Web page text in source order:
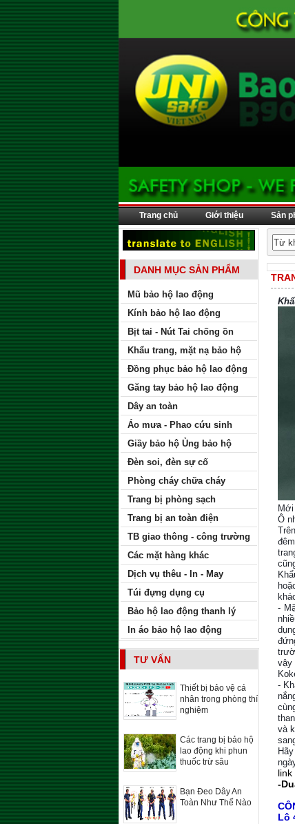
Trang chủ Giới thiệu Sản
DANH MỤC SẢN PHẨM
Mũ bảo hộ lao động
Kính bảo hộ lao động
Bịt tai - Nút Tai chống ồn
Khẩu trang, mặt nạ bảo hộ
Đồng phục bảo hộ lao động
Găng tay bảo hộ lao động
Dây an toàn
Áo mưa - Phao cứu sinh
Giầy bảo hộ Ủng bảo hộ
Đèn soi, đèn sự cố
Phòng cháy chữa cháy
Trang bị phòng sạch
Trang bị an toàn điện
TB giao thông - công trường
Các mặt hàng khác
Dịch vụ thêu - In - May
Túi đựng dụng cụ
Bảo hộ lao động thanh lý
In áo bảo hộ lao động
TƯ VẤN
Thiết bị bảo vệ cá
nhân trong phòng thí
nghiệm
Các trang bị bảo hộ
lao động khi phun
thuốc trừ sâu
Bạn Đeo Dây An
Toàn Như Thế Nào
Ô
-
vậy
-
và
link
-
Lô